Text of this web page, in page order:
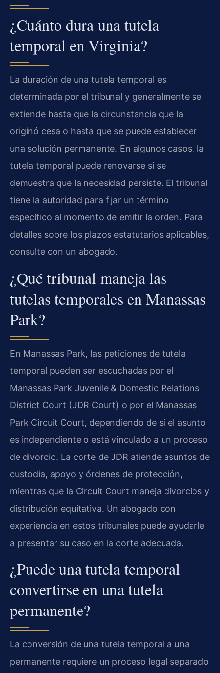
¿Cuánto dura una tutela
temporal en Virginia?
La duración de una tutela temporal es
determinada por el tribunal y generalmente se
extiende hasta que la circunstancia que la
originó cesa o hasta que se puede establecer
una solución permanente. En algunos casos, la
tutela temporal puede renovarse si se
demuestra que la necesidad persiste. El tribunal
tiene la autoridad para fijar un término
específico al momento de emitir la orden. Para
detalles sobre los plazos estatutarios aplicables,
consulte con un abogado.
¿Qué tribunal maneja las
tutelas temporales en Manassas
Park?
En Manassas Park, las peticiones de tutela
temporal pueden ser escuchadas por el
Manassas Park Juvenile & Domestic Relations
District Court (JDR Court) o por el Manassas
Park Circuit Court, dependiendo de si el asunto
es independiente o está vinculado a un proceso
de divorcio. La corte de JDR atiende asuntos de
custodia, apoyo y órdenes de protección,
mientras que la Circuit Court maneja divorcios y
distribución equitativa. Un abogado con
experiencia en estos tribunales puede ayudarle
a presentar su caso en la corte adecuada.
¿Puede una tutela temporal
convertirse en una tutela
permanente?
La conversión de una tutela temporal a una
permanente requiere un proceso legal separado